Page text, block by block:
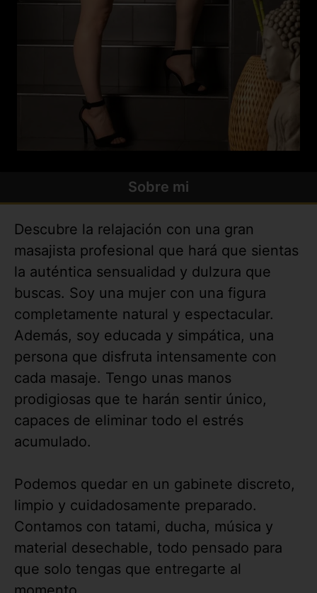
Sobre mi
Descubre la relajación con una gran
masajista profesional que hará que sientas
la auténtica sensualidad y dulzura que
buscas. Soy una mujer con una figura
completamente natural y espectacular.
Además, soy educada y simpática, una
persona que disfruta intensamente con
cada masaje. Tengo unas manos
prodigiosas que te harán sentir único,
capaces de eliminar todo el estrés
acumulado.
Podemos quedar en un gabinete discreto,
limpio y cuidadosamente preparado.
Contamos con tatami, ducha, música y
material desechable, todo pensado para
que solo tengas que entregarte al